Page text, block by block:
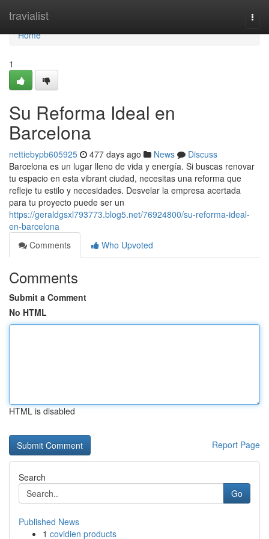
travialist
Home
Home
1
Su Reforma Ideal en
Barcelona
nettiebypb605925 477 days ago News
Discuss
Barcelona es un lugar lleno de vida y energía. Si buscas renovar
tu espacio en esta vibrant ciudad, necesitas una reforma que
refleje tu estilo y necesidades. Desvelar la empresa acertada
para tu proyecto puede ser un
https://geraldgsxl793773.blog5.net/76924800/su-reforma-ideal-
en-barcelona
Comments
Who Upvoted
Comments
Submit a Comment
No HTML
HTML is disabled
Report Page
Search
Go
Published News
1 covidien products